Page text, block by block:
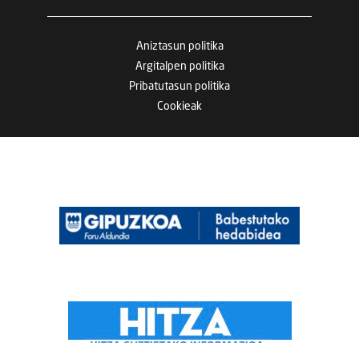
Aniztasun politika
Argitalpen politika
Pribatutasun politika
Cookieak